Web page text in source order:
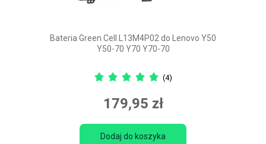
Bateria Green Cell L13M4P02 do Lenovo Y50
Y50-70 Y70 Y70-70
(4)
179,95 zł
Dodaj do koszyka